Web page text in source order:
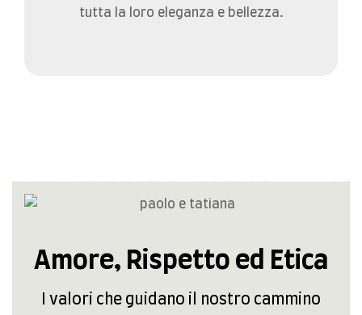
tutta la loro eleganza e bellezza.
Amore, Rispetto ed Etica
I valori che guidano il nostro cammino